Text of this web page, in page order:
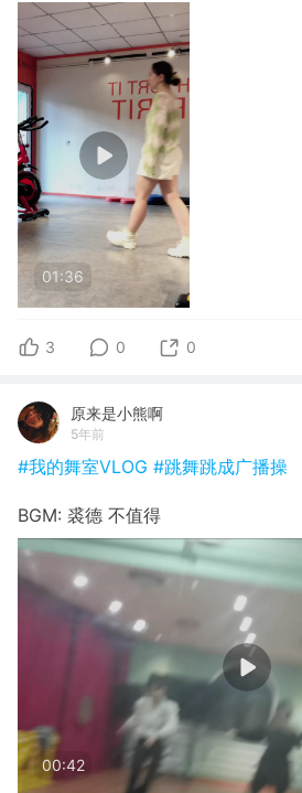
01:36
3 0 0
原来是小熊啊
5年前
#我的舞室VLOG #跳舞跳成广播操
BGM: 裘德 不值得
00:42